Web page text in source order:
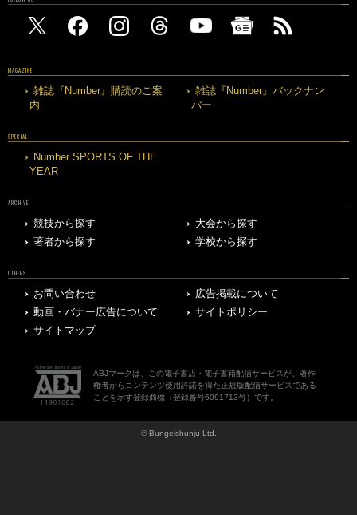
MAGAZINE
雑誌『Number』購読のご案
内
雑誌『Number』バックナン
バー
SPECIAL
Number SPORTS OF THE
YEAR
ARCHIVE
競技から探す
大会から探す
著者から探す
学校から探す
OTHERS
お問い合わせ
広告掲載について
動画・バナー広告について
サイトポリシー
サイトマップ
ABJマークは、この電子書店・電子書籍配信サービスが、著作
権者からコンテンツ使用許諾を得た正規版配信サービスである
ことを示す登録商標（登録番号6091713号）です。
© Bungeishunju Ltd.